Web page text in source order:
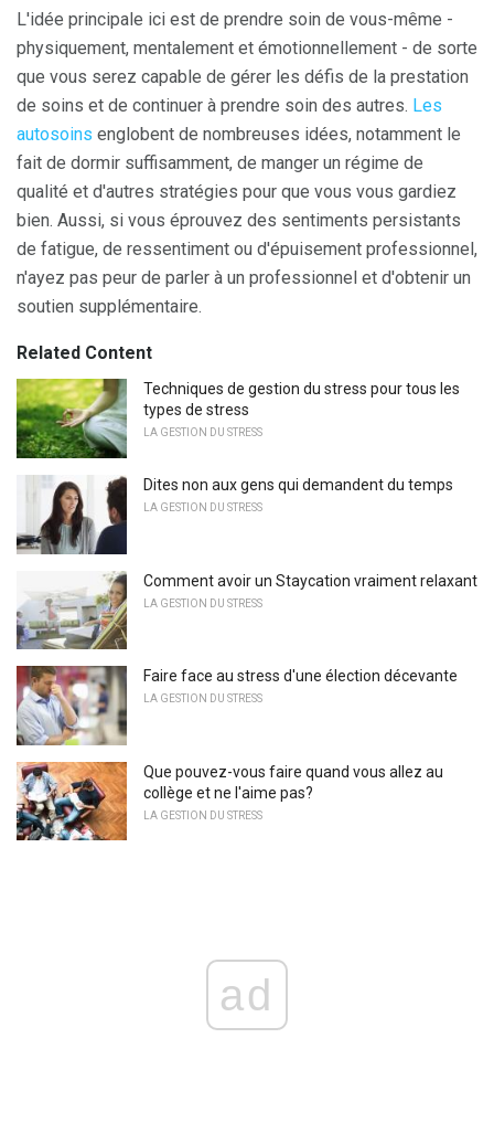
L'idée principale ici est de prendre soin de vous-même -
physiquement, mentalement et émotionnellement - de sorte
que vous serez capable de gérer les défis de la prestation
de soins et de continuer à prendre soin des autres. Les
autosoins englobent de nombreuses idées, notamment le
fait de dormir suffisamment, de manger un régime de
qualité et d'autres stratégies pour que vous vous gardiez
bien. Aussi, si vous éprouvez des sentiments persistants
de fatigue, de ressentiment ou d'épuisement professionnel,
n'ayez pas peur de parler à un professionnel et d'obtenir un
soutien supplémentaire.
Related Content
Techniques de gestion du stress pour tous les
types de stress
LA GESTION DU STRESS
Dites non aux gens qui demandent du temps
LA GESTION DU STRESS
Comment avoir un Staycation vraiment relaxant
LA GESTION DU STRESS
Faire face au stress d'une élection décevante
LA GESTION DU STRESS
Que pouvez-vous faire quand vous allez au
collège et ne l'aime pas?
LA GESTION DU STRESS
ad